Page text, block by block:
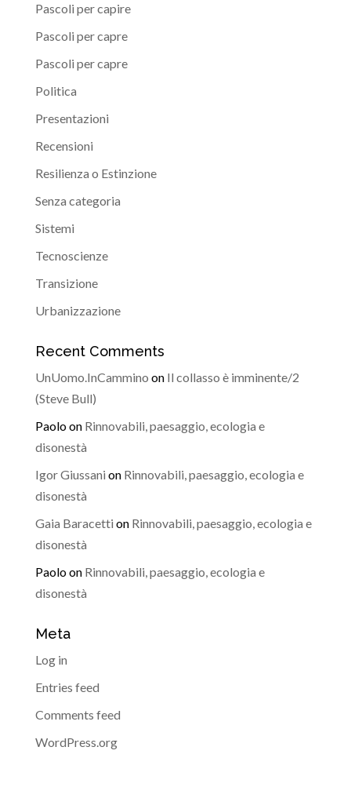
Pascoli per capire
Pascoli per capre
Pascoli per capre
Politica
Presentazioni
Recensioni
Resilienza o Estinzione
Senza categoria
Sistemi
Tecnoscienze
Transizione
Urbanizzazione
Recent Comments
UnUomo.InCammino on Il collasso è imminente/2
(Steve Bull)
Paoloon Rinnovabili, paesaggio, ecologia e
disonestà
Igor Giussani on Rinnovabili, paesaggio, ecologia e
disonestà
Gaia Baracetti on Rinnovabili, paesaggio, ecologia e
disonestà
Paoloon Rinnovabili, paesaggio, ecologia e
disonestà
Meta
Log in
Entries feed
Comments feed
WordPress.org